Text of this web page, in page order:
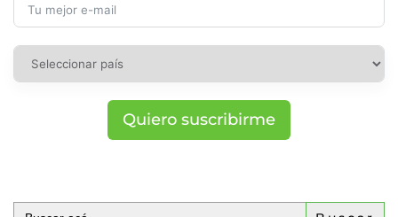
Quiero suscribirme
Buscar: